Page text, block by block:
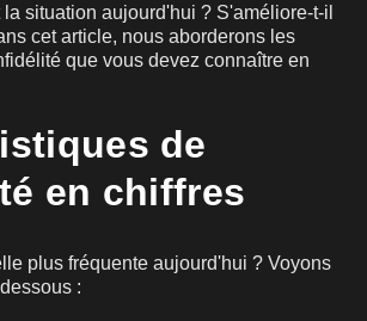
situation aujourd'hui ? S'améliore-t-il
cet article, nous aborderons les
que vous devez connaître en
de
en chiffres
plus fréquente aujourd'hui ? Voyons
: